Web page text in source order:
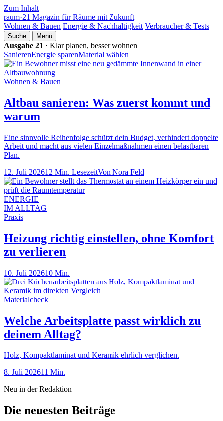
Zum Inhalt
raum·21 Magazin für Räume mit Zukunft
Wohnen & Bauen Energie & Nachhaltigkeit Verbraucher & Tests
Suche Menü
Ausgabe 21 · Klar planen, besser wohnen
SanierenEnergie sparenMaterial wählen
Wohnen & Bauen
Altbau sanieren: Was zuerst kommt und
warum
Eine sinnvolle Reihenfolge schützt dein Budget, verhindert doppelte
Arbeit und macht aus vielen Einzelmaßnahmen einen belastbaren
Plan.
12. Juli 202612 Min. LesezeitVon Nora Feld
ENERGIE
IM ALLTAG
Praxis
Heizung richtig einstellen, ohne Komfort
zu verlieren
10. Juli 202610 Min.
Materialcheck
Welche Arbeitsplatte passt wirklich zu
deinem Alltag?
Holz, Kompaktlaminat und Keramik ehrlich verglichen.
8. Juli 202611 Min.
Neu in der Redaktion
Die neuesten Beiträge